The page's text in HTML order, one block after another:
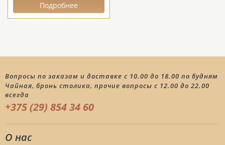
Подробнее
Вопросы по заказам и доставке с 10.00 до 18.00 по будням
Чайная, бронь столика, прочие вопросы с 12.00 до 22.00
всегда
+375 (29) 854 34 60
О нас